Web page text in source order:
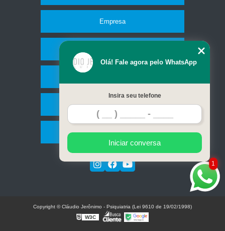
Empresa
Contato
Mapa do site
1
Olá! Fale agora pelo WhatsApp
Insira seu telefone
Iniciar conversa
Copyright © Cláudio Jerônimo - Psiquiatria (Lei 9610 de 19/02/1998)
W3C